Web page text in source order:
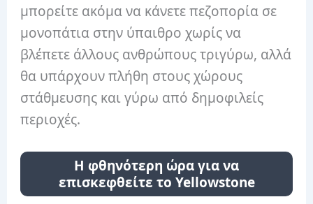
μπορείτε ακόμα να κάνετε πεζοπορία σε
μονοπάτια στην ύπαιθρο χωρίς να
βλέπετε άλλους ανθρώπους τριγύρω, αλλά
θα υπάρχουν πλήθη στους χώρους
στάθμευσης και γύρω από δημοφιλείς
περιοχές.
Η φθηνότερη ώρα για να
επισκεφθείτε το Yellowstone